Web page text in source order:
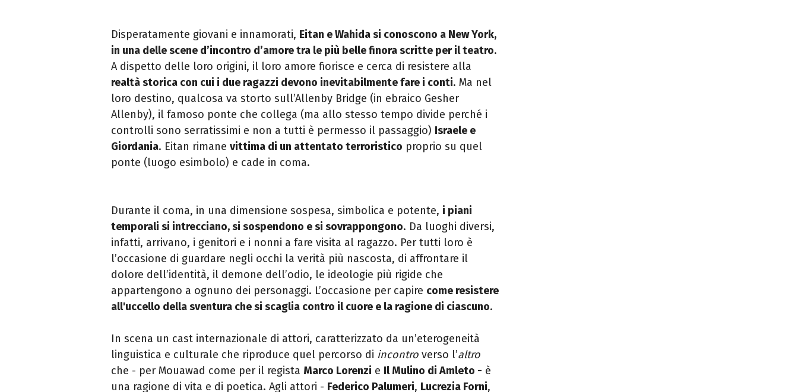
Disperatamente giovani e innamorati, Eitan e Wahida si conoscono a New York,
in una delle scene d’incontro d’amore tra le più belle finora scritte per il teatro.
A dispetto delle loro origini, il loro amore fiorisce e cerca di resistere alla
realtà storica con cui i due ragazzi devono inevitabilmente fare i conti. Ma nel
loro destino, qualcosa va storto sull’Allenby Bridge (in ebraico Gesher
Allenby), il famoso ponte che collega (ma allo stesso tempo divide perché i
controlli sono serratissimi e non a tutti è permesso il passaggio) Israele e
Giordania. Eitan rimane vittima di un attentato terroristico proprio su quel
ponte (luogo esimbolo) e cade in coma.
Durante il coma, in una dimensione sospesa, simbolica e potente, i piani
temporali si intrecciano,si sospendono e si sovrappongono. Da luoghi diversi,
infatti, arrivano, i genitori e i nonni a fare visita al ragazzo. Per tutti loro è
l’occasione di guardare negli occhi la verità più nascosta, di affrontare il
dolore dell’identità, il demone dell’odio, le ideologie più rigide che
appartengono a ognuno dei personaggi. L’occasione per capire come resistere
all'uccello della sventura che si scaglia contro ilcuore e la ragione di ciascuno.
In scena un cast internazionale di attori, caratterizzato da un’eterogeneità
linguistica e culturale che riproduce quel percorso di incontro verso l’altro
che - per Mouawad come per il regista Marco Lorenzi e Il Mulino di Amleto - è
una ragione di vita e di poetica. Agli attori - Federico Palumeri, Lucrezia Forni,